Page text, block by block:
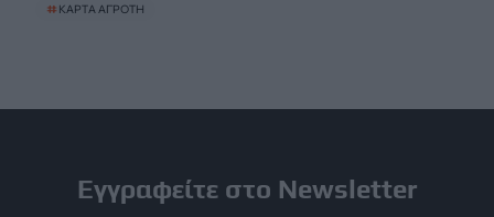
# ΚΑΡΤΑ ΑΓΡΟΤΗ
Εγγραφείτε στο Newsletter